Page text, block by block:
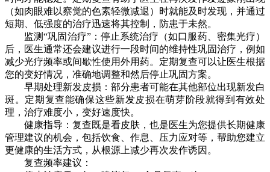
（如肉眼难以察觉的色素轻微减退）时就能及时发现，并通过
短期、低强度的治疗迅速将其控制，防患于未然。
监测“巩固治疗”：停止系统治疗（如口服药、密集光疗）
后，医生通常还会建议进行一段时间的维持性巩固治疗，例如
减少光疗频率或间歇性使用外用药。定期复查可以让医生根据
您的变好情况，准确地调整和然后停止巩固方案。
早期处理新发皮损：部分患者可能在其他部位出现新发白
斑。定期复查能确保这些新发皮损在萌芽阶段就得到有效处
理，治疗难度小，变好速度快。
健康指导：复查既是看皮肤，也是医生为您提供长期健康
管理建议的机会，包括饮食、作息、压力应对等，帮助您建立
更健康的生活方式，从根源上减少再次发作诱因。
复查频率建议：